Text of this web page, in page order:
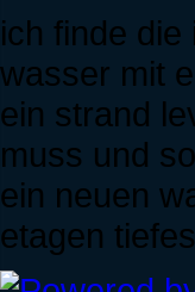
ich finde
wasser mit
ein strand
muss und
ein neuen
etagen